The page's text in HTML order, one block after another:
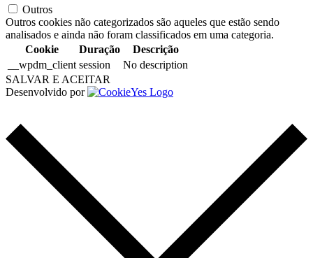
Outros
Outros cookies não categorizados são aqueles que estão sendo
analisados e ainda não foram classificados em uma categoria.
Cookie
Duração
Descrição
__wpdm_client session
No description
SALVAR E ACEITAR
Desenvolvido por